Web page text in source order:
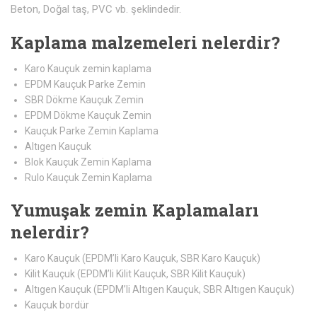
Beton, Doğal taş, PVC vb. şeklindedir.
Kaplama malzemeleri nelerdir?
Karo Kauçuk zemin kaplama
EPDM Kauçuk Parke Zemin
SBR Dökme Kauçuk Zemin
EPDM Dökme Kauçuk Zemin
Kauçuk Parke Zemin Kaplama
Altıgen Kauçuk
Blok Kauçuk Zemin Kaplama
Rulo Kauçuk Zemin Kaplama
Yumuşak zemin Kaplamaları
nelerdir?
Karo Kauçuk (EPDM’li Karo Kauçuk, SBR Karo Kauçuk)
Kilit Kauçuk (EPDM’li Kilit Kauçuk, SBR Kilit Kauçuk)
Altıgen Kauçuk (EPDM’li Altıgen Kauçuk, SBR Altıgen Kauçuk)
Kauçuk bordür